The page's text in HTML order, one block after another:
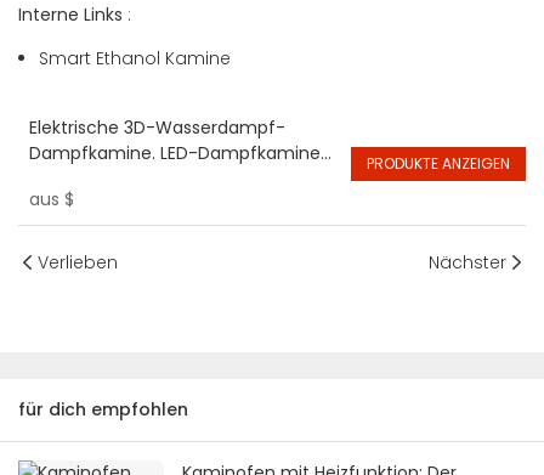
Interne Links :
Smart Ethanol Kamine
Elektrische 3D-Wasserdampf-
Dampfkamine. LED-Dampfkamine
aus $
PRODUKTE ANZEIGEN
Verlieben Nächster
für dich empfohlen